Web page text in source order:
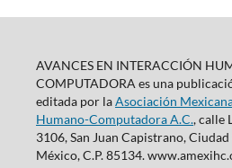
AVANCES EN INTERACCIÓN
COMPUTADORA es una
editada por laAsociación
Humano-Computadora A.C., calle
3106, San Juan Capistrano,
México, C.P. 85134.